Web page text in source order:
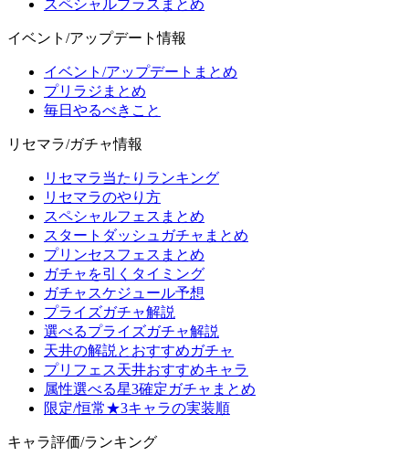
スペシャルプラスまとめ
イベント/アップデート情報
イベント/アップデートまとめ
プリラジまとめ
毎日やるべきこと
リセマラ/ガチャ情報
リセマラ当たりランキング
リセマラのやり方
スペシャルフェスまとめ
スタートダッシュガチャまとめ
プリンセスフェスまとめ
ガチャを引くタイミング
ガチャスケジュール予想
プライズガチャ解説
選べるプライズガチャ解説
天井の解説とおすすめガチャ
プリフェス天井おすすめキャラ
属性選べる星3確定ガチャまとめ
限定/恒常★3キャラの実装順
キャラ評価/ランキング